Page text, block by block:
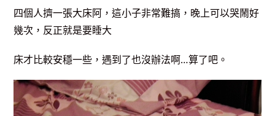
四個人擠一張大床阿，這小子非常難搞，晚上可以哭鬧好
幾次，反正就是要睡大
床才比較安穩一些，遇到了也沒辦法啊…算了吧。